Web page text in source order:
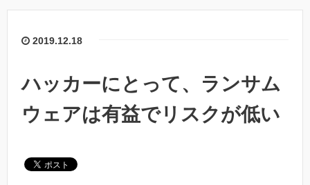
2019.12.18
ハッカーにとって、ランサム
ウェアは有益でリスクが低い